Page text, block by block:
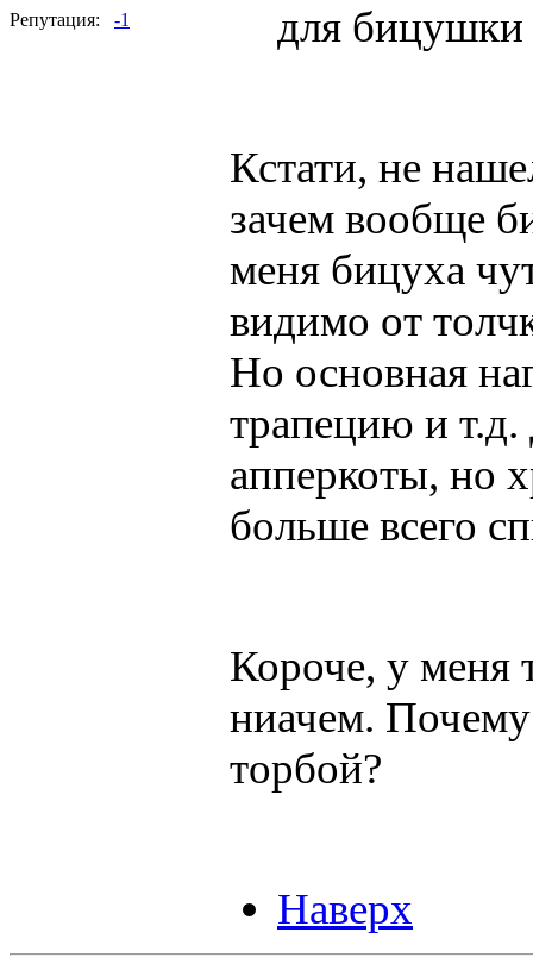
Репутация: -1 для бицушки
Кстати, не
зачем вообще
меня бицуха
видимо от
Но основная
трапецию и
апперкоты, но
больше всего
Короче, у меня
ниачем.
торбой?
Наверх